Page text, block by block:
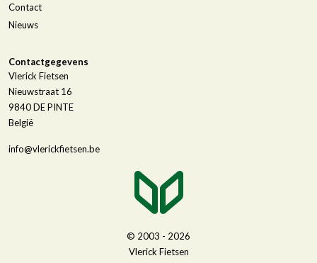
Contact
Nieuws
Contactgegevens
Vlerick Fietsen
Nieuwstraat 16
9840DE PINTE
België
info@vlerickfietsen.be
© 2003 - 2026
Vlerick Fietsen